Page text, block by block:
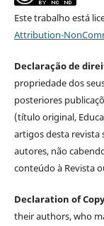
Este trabalho está
Attribution-
Declaração de
propriedade dos
posteriores
(título original,
artigos desta revista
autores, não
conteúdo à Revista
Declaration of
their authors, who